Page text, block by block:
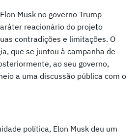
Musk no governo Trump
reacionário do projeto
contradições e limitações. O
que se juntou à campanha de
ao seu governo,
a uma discussão pública com o
política, Elon Musk deu um